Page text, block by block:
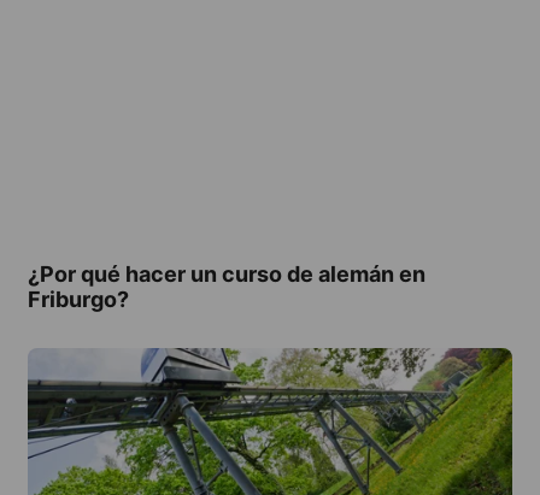
¿Por qué hacer un curso de alemán en
Friburgo?